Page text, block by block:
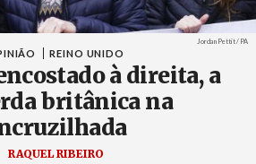
Créditos
Jordan Pettit / PA
REINO UNIDO
à direita, a
britânica na
RAQUEL RIBEIRO